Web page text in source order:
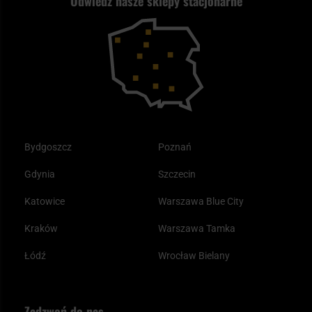
Reklamacje i gwarancja
Bydgoszcz
Gdynia
Katowice
Kraków
Łódź
Poznań
Szczecin
Warszawa Blue City
Warszawa Tamka
Wrocław Bielany
Kupony i kody rabatowe
Plecak ewakuacyjny preppersa